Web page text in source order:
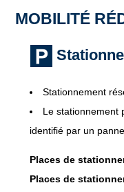
MOBILITÉ
Stationnement
Le stationnement
identifié par un
Places de
Places de